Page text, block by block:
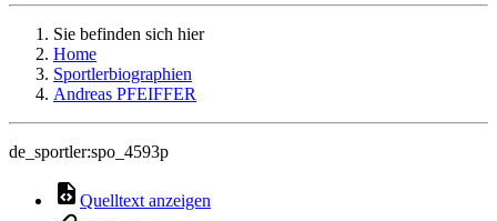
Sie befinden sich hier
Home
Sportlerbiographien
Andreas PFEIFFER
de_sportler:spo_4593p
Quelltext anzeigen